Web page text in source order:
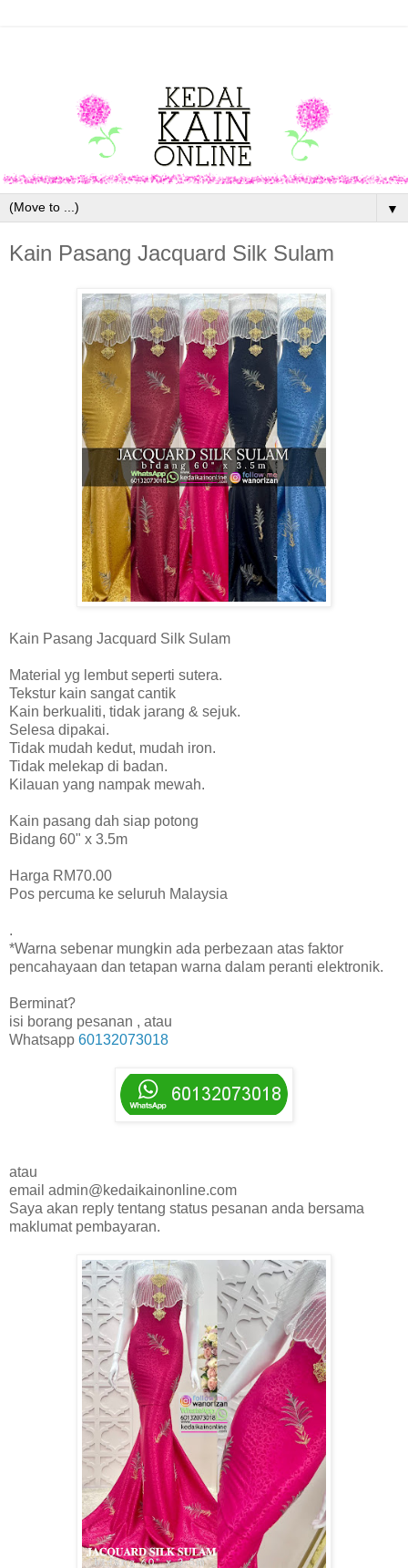
▼
Kain Pasang Jacquard Silk Sulam
Kain Pasang Jacquard Silk Sulam
Material yg lembut seperti sutera.
Tekstur kain sangat cantik
Kain berkualiti, tidak jarang & sejuk.
Selesa dipakai.
Tidak mudah kedut, mudah iron.
Tidak melekap di badan.
Kilauan yang nampak mewah.
Kain pasang dah siap potong
Bidang 60" x 3.5m
Harga RM70.00
Pos percuma ke seluruh Malaysia
.
*Warna sebenar mungkin ada perbezaan atas faktor
pencahayaan dan tetapan warna dalam peranti elektronik.
Berminat?
isi borang pesanan , atau
Whatsapp 60132073018
atau
email admin@kedaikainonline.com
Saya akan reply tentang status pesanan anda bersama
maklumat pembayaran.